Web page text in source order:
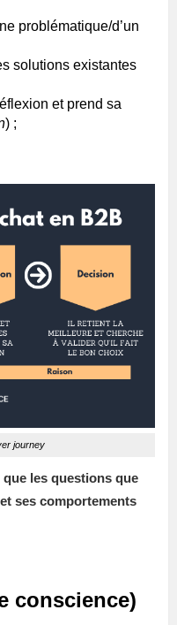
problématique/d’un
solutions existantes
et prend sa
) ;
journey
les questions que
ses comportements
conscience)